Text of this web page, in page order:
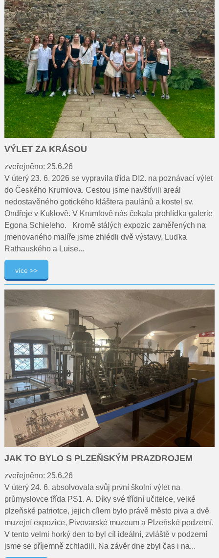
VÝLET ZA KRÁSOU
zveřejněno: 25.6.26
V úterý 23. 6. 2026 se vypravila třída DI2. na poznávací výlet
do Českého Krumlova. Cestou jsme navštívili areál
nedostavěného gotického kláštera paulánů a kostel sv.
Ondřeje v Kuklově. V Krumlově nás čekala prohlídka galerie
Egona Schieleho. Kromě stálých expozic zaměřených na
jmenovaného malíře jsme zhlédli dvě výstavy, Luďka
Rathauského a Luise...
více >>
JAK TO BYLO S PLZEŇSKÝM PRAZDROJEM
zveřejněno: 25.6.26
V úterý 24. 6. absolvovala svůj první školní výlet na
průmyslovce třída PS1. A. Díky své třídní učitelce, velké
plzeňské patriotce, jejich cílem bylo právě město piva a dvě
muzejní expozice, Pivovarské muzeum a Plzeňské podzemí.
V tento velmi horký den to byl cíl ideální, zvláště v podzemí
jsme se příjemně zchladili. Na závěr dne zbyl čas i na...